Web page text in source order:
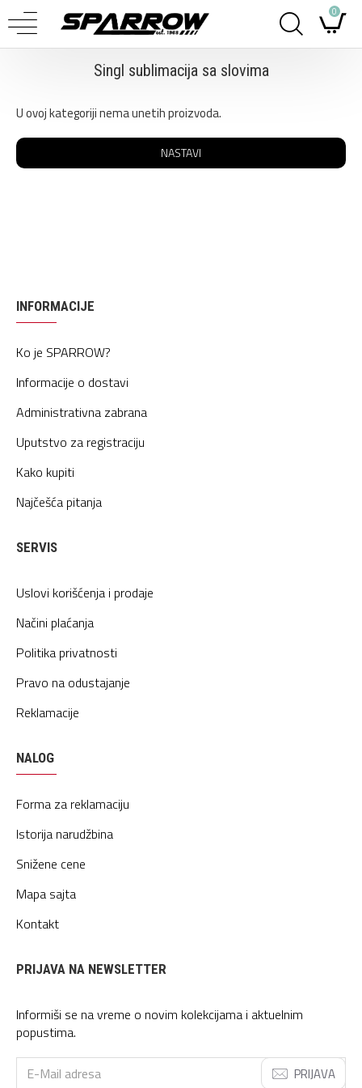
0
Singl sublimacija sa slovima
U ovoj kategoriji nema unetih proizvoda.
NASTAVI
INFORMACIJE
Ko je SPARROW?
Informacije o dostavi
Administrativna zabrana
Uputstvo za registraciju
Kako kupiti
Najčešća pitanja
SERVIS
Uslovi korišćenja i prodaje
Načini plaćanja
Politika privatnosti
Pravo na odustajanje
Reklamacije
NALOG
Forma za reklamaciju
Istorija narudžbina
Snižene cene
Mapa sajta
Kontakt
PRIJAVA NA NEWSLETTER
Informiši se na vreme o novim kolekcijama i aktuelnim
popustima.
PRIJAVA